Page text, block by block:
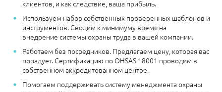
клиентов, и как следствие, ваша прибыль.
Используем набор собственных проверенных шаблонов и
инструментов. Сводим к минимуму время на
внедрение системы охраны труда в вашей компании.
Работаем без посредников. Предлагаем цену, которая вас
порадует. Сертификацию по OHSAS 18001 проводим в
собственном аккредитованном центре.
Помогаем поддерживать систему менеджмента охраны